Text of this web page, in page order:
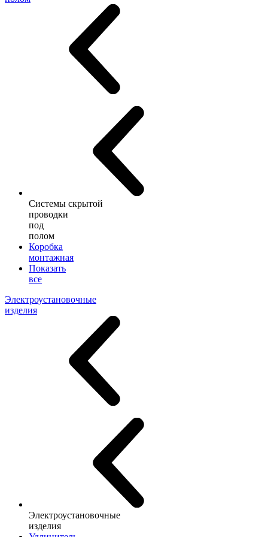
Системы скрытой
проводки
под
полом
Коробка
монтажная
Показать
все
Электроустановочные
изделия
Электроустановочные
изделия